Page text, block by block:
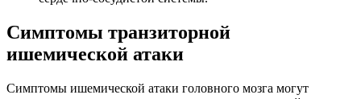
Симптомы транзиторной
ишемической атаки
Симптомы ишемической атаки головного мозга могут